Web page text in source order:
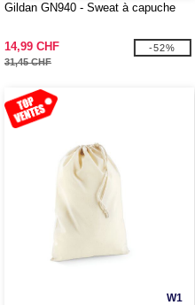
Gildan GN940 - Sweat à capuche
14,99 CHF
31,45 CHF
-52%
W1